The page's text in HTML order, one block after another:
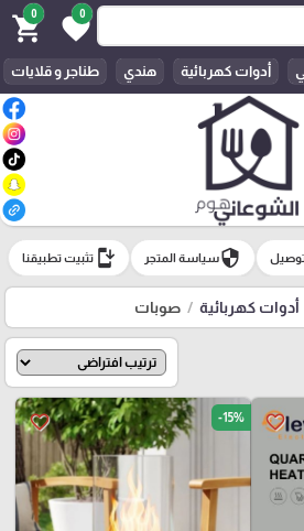
0
favorite
0
shopping_cart
أدوات كهربائية هندي طناجر و قلايات
securityسياسة المتجر install_mobile تثبيت تطبيقنا
أدوات كهربائية صوبات
favorite_border
favorite_border -15%